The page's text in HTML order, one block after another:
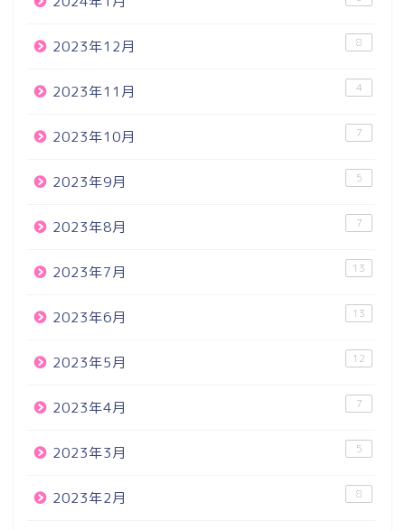
2023年12月 8
2023年11月 4
2023年10月 7
2023年9月 5
2023年8月 7
2023年7月 13
2023年6月 13
2023年5月 12
2023年4月 7
2023年3月 5
2023年2月 8